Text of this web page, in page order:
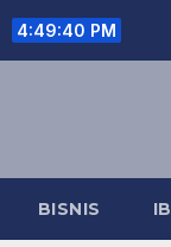
4:49:41 PM
BISNIS